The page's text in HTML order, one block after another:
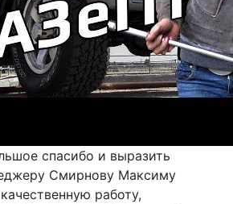
спасибо и выразить
Смирнову Максиму
работу,